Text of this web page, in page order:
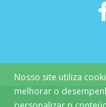
Nosso site utiliza
melhorar o